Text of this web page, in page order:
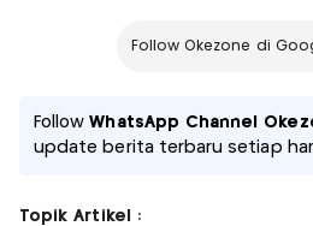
Follow Okezone di
FollowWhatsApp Channel
update berita terbaru setiap
Topik Artikel :